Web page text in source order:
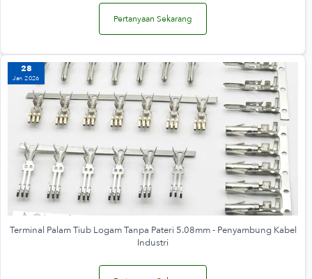
Pertanyaan Sekarang
28
Jan 2026
Terminal Palam Tiub Logam Tanpa Pateri 5.08mm - Penyambung Kabel
Industri